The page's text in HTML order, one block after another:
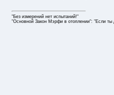
"Без измерений нет испытаний!"
"Основной Закон Мэрфи в отоплении": "Если